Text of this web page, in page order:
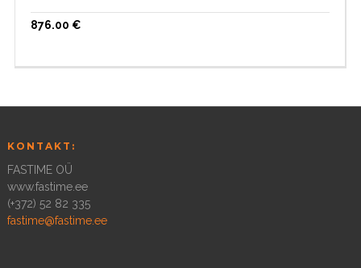
876.00 €
KONTAKT:
FASTIME OÜ
www.fastime.ee
(+372) 52 82 335
fastime@fastime.ee